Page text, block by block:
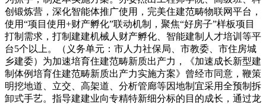
创锻炼营，深化智能体推广使用，完美住建范畴物联网平台，
使用“项目使用+财产孵化”联动机制，聚焦“好房子”样板项目
打制需求，打制建建机械人财产孵化、智能建制人才培训等平
台5个以上。（义务单元：市人力社保局、市教委、市住房城
乡建委）为加速培育住建范畴新质出产力，《加速成长新型建
制体例培育住建范畴新质出产力实施方案》曾经市同意，鞭策
明挖地道、立交、高架道、分析管廊等因地制宜采用全预制拆
卸式手艺。指导建建业向专精特新细分标的目的成长，通过龙